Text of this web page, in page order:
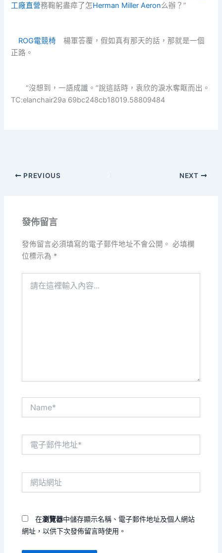
工廠直營務鞠躬盡瘁了怎Herman Miller Aeron么辦？”
ROG電競椅 楊軍答覆，假如真有那天的話，那就是一個
正路。
“沒想到，一語成讖。”說這話時，袁欣的淚水奪眶而出。
TC:elanchair29a 69bc248cb18019.58809484
PREVIOUS NEXT
發佈留言
發佈留言必須填寫的電子郵件地址不會公開。 必填欄
位標示為 *
在瀏覽器中儲存顯示名稱、電子郵件地址及個人網站
網址，以供下次發佈留言時使用。